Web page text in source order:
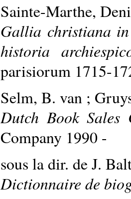
Sainte-Marthe,
Gallia christiana
historia
parisiorum 1715-
Selm, B. van ;
Dutch Book Sales
Company 1990 -
sous la dir. de J.
Dictionnaire de